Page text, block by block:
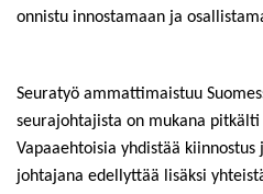
onnistu innostamaan ja
Seuratyö ammattimaistuu
seurajohtajista on mukana
Vapaaehtoisia yhdistää
johtajana edellyttää lisäksi